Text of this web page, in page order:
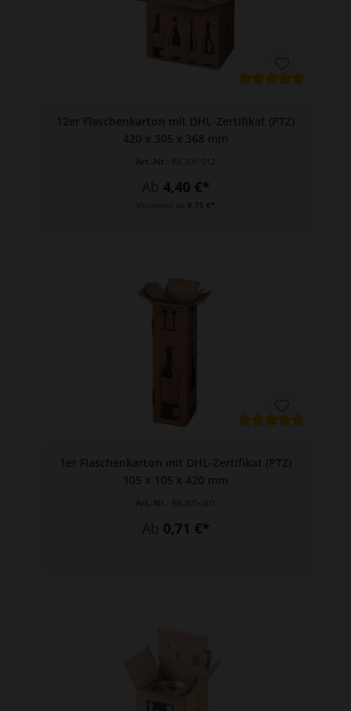
12er Flaschenkarton mit DHL-Zertifikat (PTZ)
420 x 305 x 368 mm
Art.-Nr.: BX.305-012
Ab 4,40 €*
0,71 €*
1er Flaschenkarton mit DHL-Zertifikat (PTZ)
105 x 105 x 420 mm
Art.-Nr.:
Ab 0,71 €*